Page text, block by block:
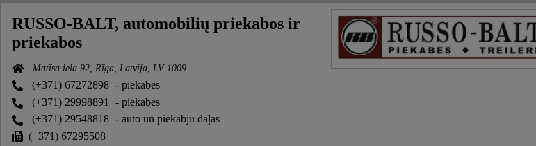
RUSSO-BALT, automobilių priekabos ir
priekabos
Matīsa iela 92, Rīga, Latvija, LV-1009
(+371) 67272898 - piekabes
(+371) 29998891
- piekabes
(+371) 29548818 - auto un piekabju daļas
(+371) 67295508